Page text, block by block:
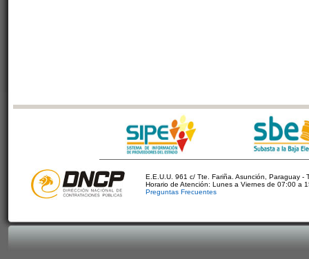
E.E.U.U. 961 c/ Tte. Fariña. Asunción, Paraguay -
Horario de Atención: Lunes a Viernes de 07:00 a
Preguntas Frecuentes